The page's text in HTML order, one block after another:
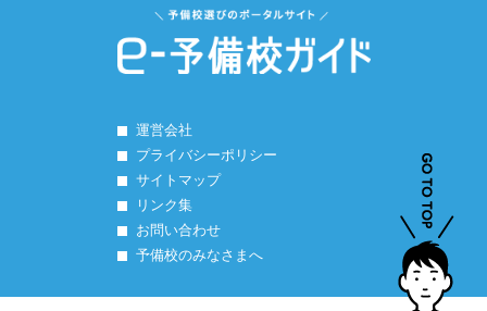
運営会社
プライバシーポリシー
サイトマップ
リンク集
お問い合わせ
予備校のみなさまへ